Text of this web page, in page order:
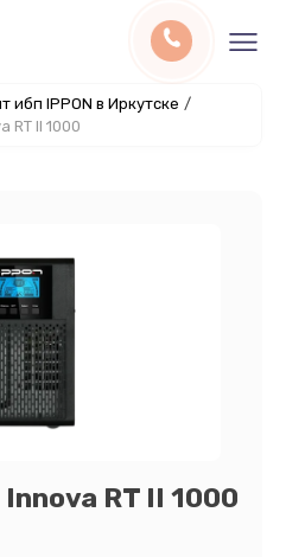
ибп IPPON в Иркутске /
RT II 1000
RT II 1000